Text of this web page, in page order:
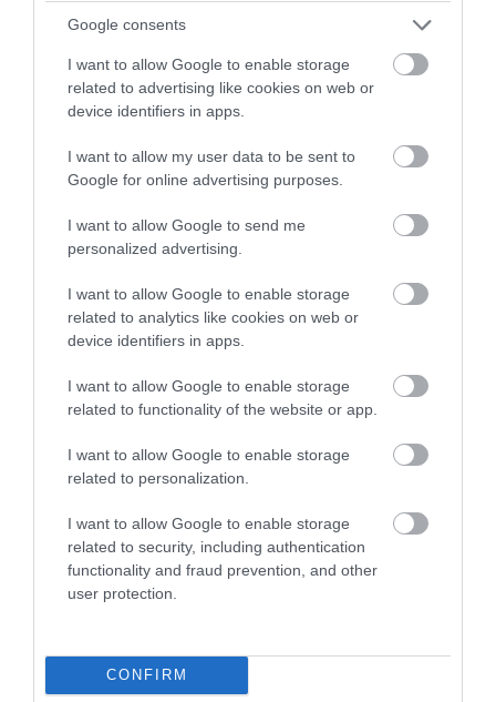
Google consents
I want to allow Google to enable storage
related to advertising like cookies on web or
device identifiers in apps.
I want to allow my user data to be sent to
Google for online advertising purposes.
I want to allow Google to send me
personalized advertising.
I want to allow Google to enable storage
related to analytics like cookies on web or
device identifiers in apps.
I want to allow Google to enable storage
related to functionality of the website or app.
I want to allow Google to enable storage
related to personalization.
I want to allow Google to enable storage
related to security, including authentication
functionality and fraud prevention, and other
user protection.
CONFIRM
Τύπου της «Ελπίδας»: Γιατί ζητούν την
δημοσιοποίηση των πρακτικών
Τα κρατικά ΜΜΕ στην Βόρεια Κορέα
προτείνουν… σούπα με κρέας σκύλου
Ακολουθήστε το pronews.gr
στο
Google News και μάθετε πρώτοι όλες
τις ειδήσεις
TAGS: ΙΡΑΝ ΚΑΤΑΡ ΚΟΥΒΕΪΤ
Twitch,X,Telegram